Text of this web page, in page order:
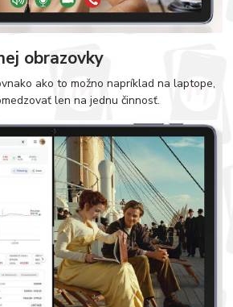
obrazovky
ako to možno napríklad na laptope,
len na jednu činnosť.